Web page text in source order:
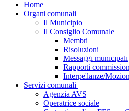
Home
Organi comunali
Il Municipio
Il Consiglio Comunale
Membri
Risoluzioni
Messaggi municipali
Rapporti
Interpellanze/
Servizi comunali
Agenzia AVS
Operatrice sociale